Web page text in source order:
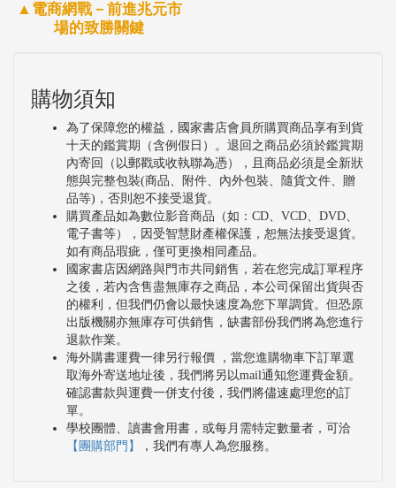
▲電商網戰－前進兆元市
場的致勝關鍵
購物須知
為了保障您的權益，國家書店會員所購買商品享有到貨
十天的鑑賞期（含例假日）。退回之商品必須於鑑賞期
內寄回（以郵戳或收執聯為憑），且商品必須是全新狀
態與完整包裝(商品、附件、內外包裝、隨貨文件、贈
品等)，否則恕不接受退貨。
購買產品如為數位影音商品（如：CD、VCD、DVD、
電子書等），因受智慧財產權保護，恕無法接受退貨。
如有商品瑕疵，僅可更換相同產品。
國家書店因網路與門市共同銷售，若在您完成訂單程序
之後，若內含售盡無庫存之商品，本公司保留出貨與否
的權利，但我們仍會以最快速度為您下單調貨。但恐原
出版機關亦無庫存可供銷售，缺書部份我們將為您進行
退款作業。
海外購書運費一律另行報價 ，當您進購物車下訂單選
取海外寄送地址後，我們將另以mail通知您運費金額。
確認書款與運費一併支付後，我們將儘速處理您的訂
單。
學校團體、讀書會用書，或每月需特定數量者，可洽
【團購部門】
，我們有專人為您服務。